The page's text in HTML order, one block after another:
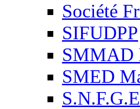
Société
SIFUDPP
SMMAD
SMED